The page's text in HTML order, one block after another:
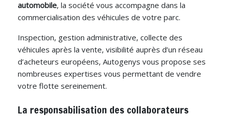
automobile, la société vous accompagne dans la
commercialisation des véhicules de votre parc.
Inspection, gestion administrative, collecte des
véhicules après la vente, visibilité auprès d’un réseau
d’acheteurs européens, Autogenys vous propose ses
nombreuses expertises vous permettant de vendre
votre flotte sereinement.
La responsabilisation des collaborateurs